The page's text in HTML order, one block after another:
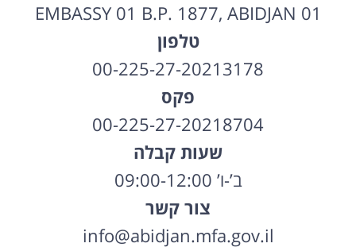
EMBASSY 01 B.P. 1877, ABIDJAN 01
טלפון
00-225-27-20213178
פקס
00-225-27-20218704
שעות קבלה
ב’-ו’ 09:00-12:00
צור קשר
info@abidjan.mfa.gov.il